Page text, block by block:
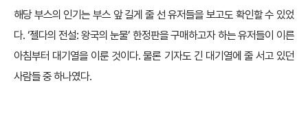
해당 부스의 인기는 부스 앞 길게 줄 선 유저들을 보고도 확인할 수 있었
다. ‘젤다의 전설: 왕국의 눈물’ 한정판을 구매하고자 하는 유저들이 이른
아침부터 대기열을 이룬 것이다. 물론 기자도 긴 대기열에 줄 서고 있던
사람들 중 하나였다.